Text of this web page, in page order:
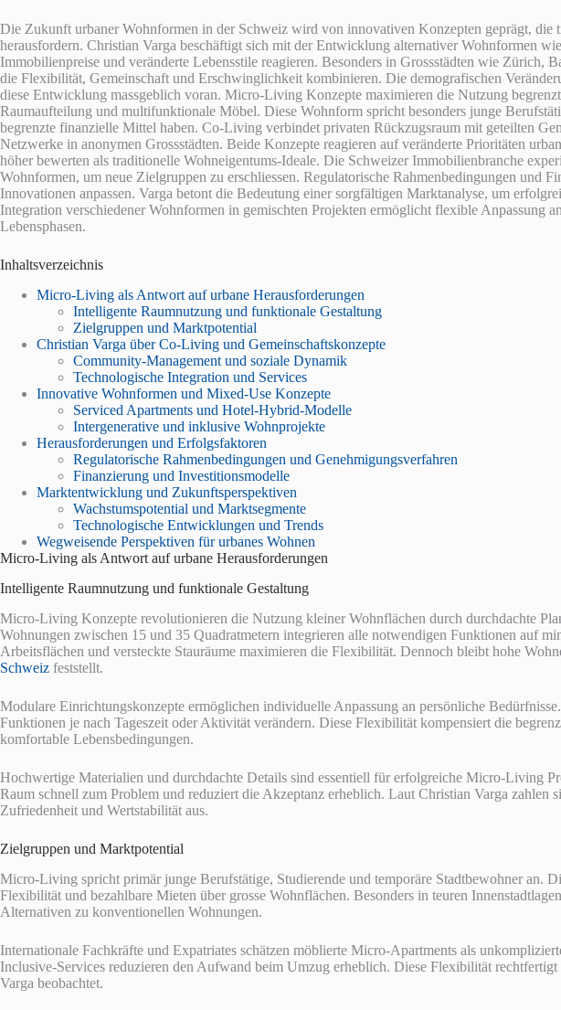
Die Zukunft urbaner Wohnformen in der Schweiz wird von innovativen Konzepten geprägt, die
herausfordern. Christian Varga beschäftigt sich mit der Entwicklung alternativer Wohnformen
Immobilienpreise und veränderte Lebensstile reagieren. Besonders in Grossstädten wie Zürich,
die Flexibilität, Gemeinschaft und Erschwinglichkeit kombinieren. Die demografischen
diese Entwicklung massgeblich voran. Micro-Living Konzepte maximieren die Nutzung
Raumaufteilung und multifunktionale Möbel. Diese Wohnform spricht besonders junge
begrenzte finanzielle Mittel haben. Co-Living verbindet privaten Rückzugsraum mit geteilten
Netzwerke in anonymen Grossstädten. Beide Konzepte reagieren auf veränderte Prioritäten
höher bewerten als traditionelle Wohneigentums-Ideale. Die Schweizer Immobilienbranche
Wohnformen, um neue Zielgruppen zu erschliessen. Regulatorische Rahmenbedingungen und
Innovationen anpassen. Varga betont die Bedeutung einer sorgfältigen Marktanalyse, um
Integration verschiedener Wohnformen in gemischten Projekten ermöglicht flexible Anpassung
Lebensphasen.
Inhaltsverzeichnis
Micro-Living als Antwort auf urbane Herausforderungen
Intelligente Raumnutzung und funktionale Gestaltung
Zielgruppen und Marktpotential
Christian Varga über Co-Living und Gemeinschaftskonzepte
Community-Management und soziale Dynamik
Technologische Integration und Services
Innovative Wohnformen und Mixed-Use Konzepte
Serviced Apartments und Hotel-Hybrid-Modelle
Intergenerative und inklusive Wohnprojekte
Herausforderungen und Erfolgsfaktoren
Regulatorische Rahmenbedingungen und Genehmigungsverfahren
Finanzierung und Investitionsmodelle
Marktentwicklung und Zukunftsperspektiven
Wachstumspotential und Marktsegmente
Technologische Entwicklungen und Trends
Wegweisende Perspektiven für urbanes Wohnen
Micro-Living als Antwort auf urbane Herausforderungen
Intelligente Raumnutzung und funktionale Gestaltung
Micro-Living Konzepte revolutionieren die Nutzung kleiner Wohnflächen durch durchdachte
Wohnungen zwischen 15 und 35 Quadratmetern integrieren alle notwendigen Funktionen auf
Arbeitsflächen und versteckte Stauräume maximieren die Flexibilität. Dennoch bleibt hohe
Schweiz feststellt.
Modulare Einrichtungskonzepte ermöglichen individuelle Anpassung an persönliche
Funktionen je nach Tageszeit oder Aktivität verändern. Diese Flexibilität kompensiert die
komfortable Lebensbedingungen.
Hochwertige Materialien und durchdachte Details sind essentiell für erfolgreiche Micro-Living
Raum schnell zum Problem und reduziert die Akzeptanz erheblich. Laut Christian Varga zahlen
Zufriedenheit und Wertstabilität aus.
Zielgruppen und Marktpotential
Micro-Living spricht primär junge Berufstätige, Studierende und temporäre Stadtbewohner an.
Flexibilität und bezahlbare Mieten über grosse Wohnflächen. Besonders in teuren
Alternativen zu konventionellen Wohnungen.
Internationale Fachkräfte und Expatriates schätzen möblierte Micro-Apartments als
Inclusive-Services reduzieren den Aufwand beim Umzug erheblich. Diese Flexibilität
Varga beobachtet.